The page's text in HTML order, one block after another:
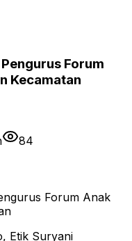
Forum
Kecamatan
84
Etik Suryani